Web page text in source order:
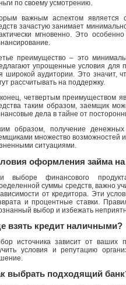
по своему усмотрению.
важным аспектом является
зачастую занимает
мгновенно. Это
преимущество – это
упрощенные условия для
широкой аудитории. Это значит,
рассчитывать на поддержку.
четвертым преимуществом
таким образом, заемщик
дела в тайне от
образом, получение
множество возможностей
ситуациями.
оформления займа на
выборе финансового
суммы средств, важно
от кредитора. Эти
и процентные ставки.
выбор и избежать
взять кредит наличными?
источника зависит от ваших
условия и репутацию
выбрать подходящий